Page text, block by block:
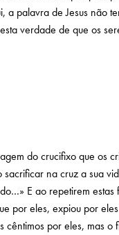
palavra de Jesus não
verdade de que os
do crucifixo que
na cruz a sua
E ao repetirem
por eles, expiou por
por eles, mas